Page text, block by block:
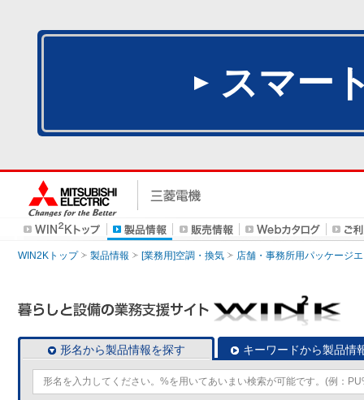
スマー
WIN2Kトップ 製品情報 [業務用]空調・換気 店舗・事務所用パッケージ
形名から製品情報を探す キーワードから製品情